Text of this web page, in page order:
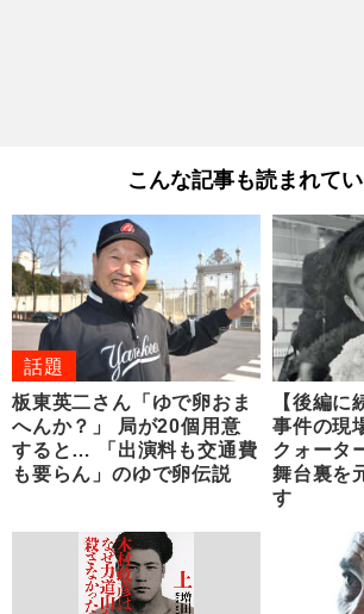
こんな記事も読まれて
話題
板東英二さん「ゆで卵おま
へんか？」 局が20個用意
すると… 「出演料も交通費
も要らん」のゆで卵伝説
【後編に
事件の現
クォータ
舞台裏を
す